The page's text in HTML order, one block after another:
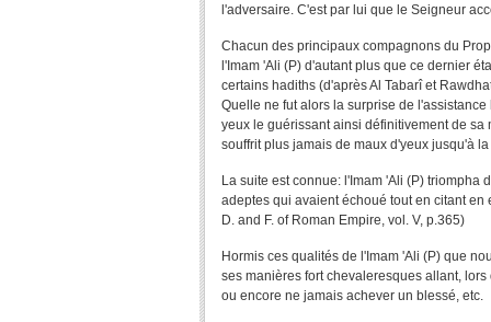
l'adversaire. C'est par lui que le Seigneur
Chacun des principaux compagnons du
l'Imam 'Ali (P) d'autant plus que ce dernier
certains hadiths (d'après Al Tabarî et
Quelle ne fut alors la surprise de
yeux le guérissant ainsi définitivement de
souffrit plus jamais de maux d'yeux jusqu'à
La suite est connue: l'Imam 'Ali (P)
adeptes qui avaient échoué tout en citant
D. and F. of Roman Empire, vol. V, p.365)
Hormis ces qualités de l'Imam 'Ali (P) que
ses manières fort chevaleresques allant,
ou encore ne jamais achever un blessé, etc.